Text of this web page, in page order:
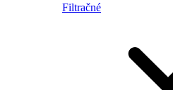
Filtračné